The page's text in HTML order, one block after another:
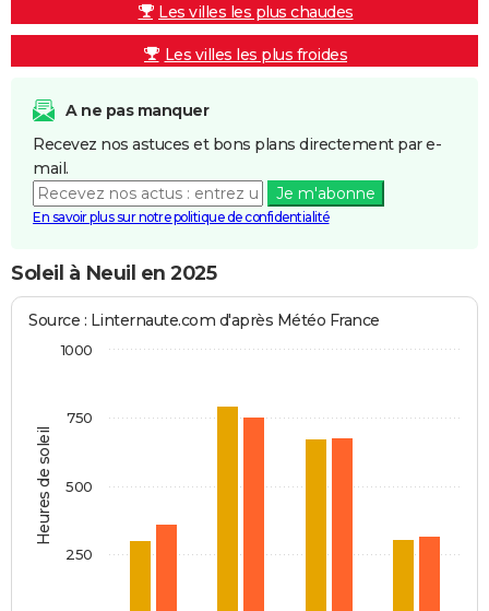
Les villes les plus chaudes
Les villes les plus froides
A ne pas manquer
Recevez nos astuces et bons plans directement par e-
mail.
Je m'abonne
En savoir plus sur notre politique de confidentialité
Soleil à Neuil en 2025
Heures de soleil
Source : Linternaute.com d'après Météo France
1000
250
500
750